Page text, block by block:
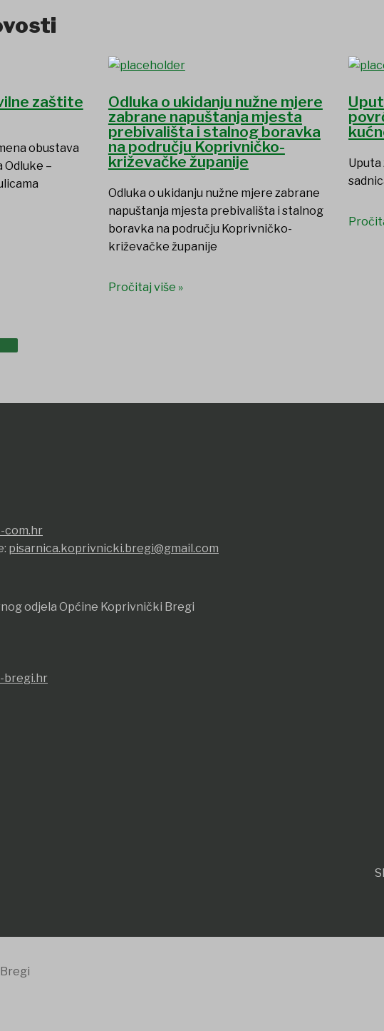
zaštite
obustava
Odluke –
Odluka o ukidanju nužne mjere
zabrane napuštanja mjesta
prebivališta i stalnog boravka
na području Koprivničko-
križevačke županije
Odluka o ukidanju nužne mjere zabrane
napuštanja mjesta prebivališta i stalnog
boravka na području Koprivničko-
križevačke županije
Pročitaj više »
Uputa
com.hr
pisarnica.koprivnicki.bregi@gmail.com
odjela Općine Koprivnički Bregi
bregi.hr